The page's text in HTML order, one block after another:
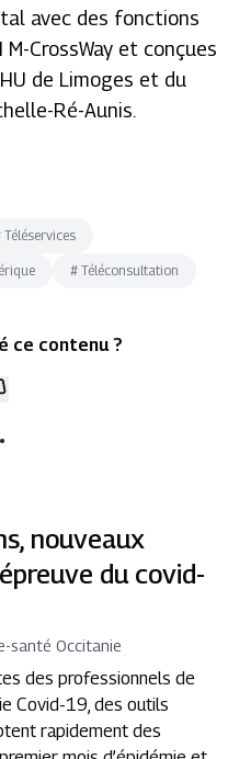
avec des fonctions
CrossWay et conçues
de Limoges et du
Ré-Aunis.
Téléservices
# Téléconsultation
ce contenu ?
nouveaux
du covid-
santé Occitanie
des professionnels de
Covid-19, des outils
rapidement des